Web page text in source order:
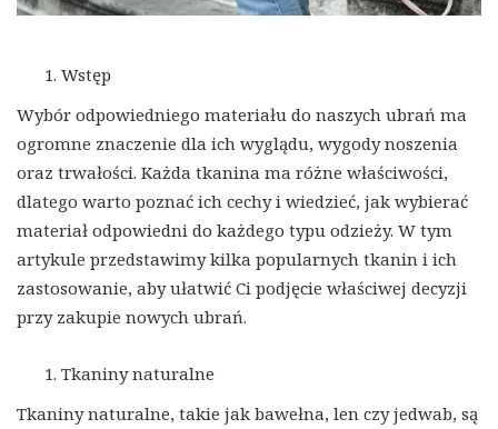
Wstęp
Wybór odpowiedniego materiału do naszych ubrań ma
ogromne znaczenie dla ich wyglądu, wygody noszenia
oraz trwałości. Każda tkanina ma różne właściwości,
dlatego warto poznać ich cechy i wiedzieć, jak wybierać
materiał odpowiedni do każdego typu odzieży. W tym
artykule przedstawimy kilka popularnych tkanin i ich
zastosowanie, aby ułatwić Ci podjęcie właściwej decyzji
przy zakupie nowych ubrań.
Tkaniny naturalne
Tkaniny naturalne, takie jak bawełna, len czy jedwab, są